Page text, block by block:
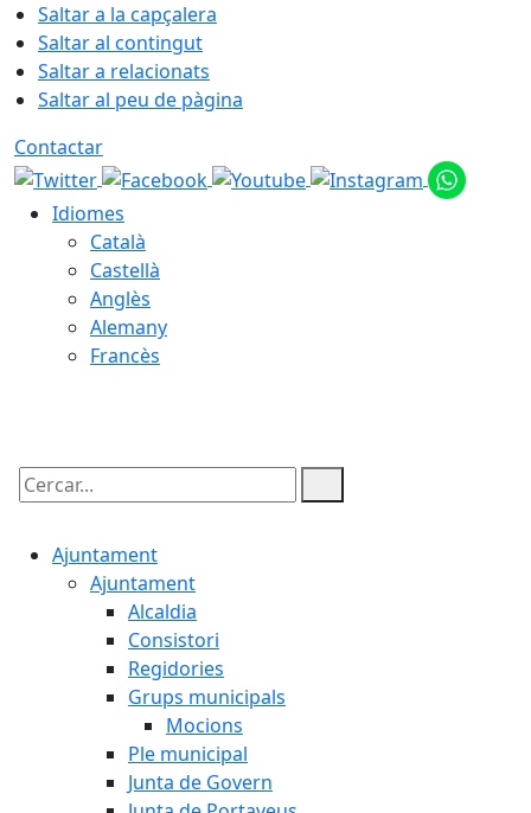
Saltar a la capçalera
Saltar al contingut
Saltar a relacionats
Saltar al peu de pàgina
Contactar
Idiomes
Català
Castellà
Anglès
Alemany
Francès
Cercar:
Ajuntament
Ajuntament
Alcaldia
Consistori
Regidories
Grups municipals
Mocions
Ple municipal
Junta de Govern